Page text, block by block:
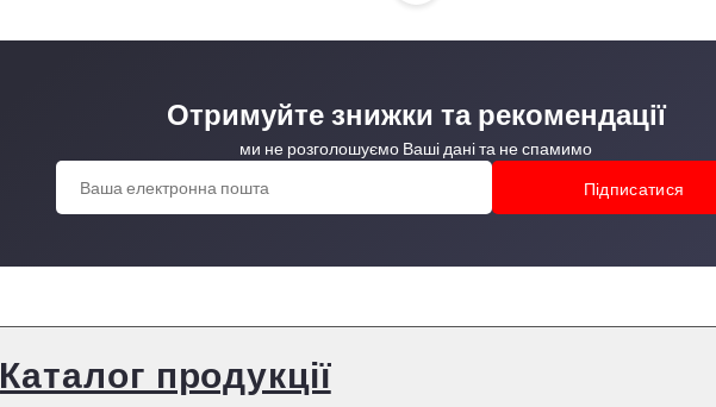
Отримуйте знижки та рекомендації
ми не розголошуємо Ваші дані та не спамимо
Каталог продукції